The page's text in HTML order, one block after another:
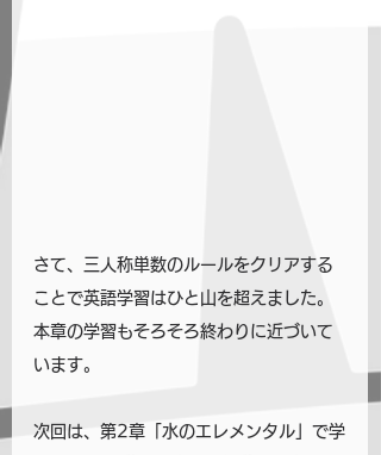
さて、三人称単数のルールをクリアする
ことで英語学習はひと山を超えました。
本章の学習もそろそろ終わりに近づいて
います。
次回は、第2章「水のエレメンタル」で学